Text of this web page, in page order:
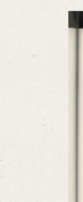
Provider:
Bibliography:
Incipit: „[1]
Provider:
OAI Id:
Classification
Number of
Format: 11,8 x